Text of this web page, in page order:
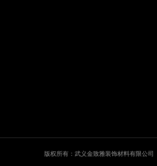
版权所有：武义金致雅装饰材料有限公司